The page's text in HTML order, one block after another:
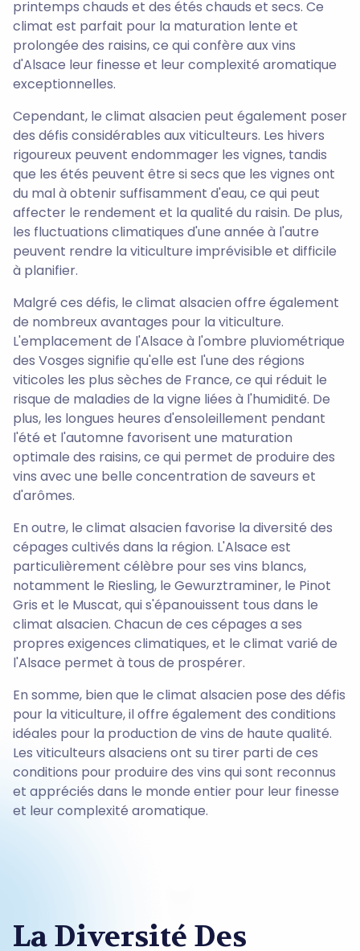
printemps chauds et des étés chauds et secs. Ce
climat est parfait pour la maturation lente et
prolongée des raisins, ce qui confère aux vins
d'Alsace leur finesse et leur complexité aromatique
exceptionnelles.
Cependant, le climat alsacien peut également poser
des défis considérables aux viticulteurs. Les hivers
rigoureux peuvent endommager les vignes, tandis
que les étés peuvent être si secs que les vignes ont
du mal à obtenir suffisamment d'eau, ce qui peut
affecter le rendement et la qualité du raisin. De plus,
les fluctuations climatiques d'une année à l'autre
peuvent rendre la viticulture imprévisible et difficile
à planifier.
Malgré ces défis, le climat alsacien offre également
de nombreux avantages pour la viticulture.
L'emplacement de l'Alsace à l'ombre pluviométrique
des Vosges signifie qu'elle est l'une des régions
viticoles les plus sèches de France, ce qui réduit le
risque de maladies de la vigne liées à l'humidité. De
plus, les longues heures d'ensoleillement pendant
l'été et l'automne favorisent une maturation
optimale des raisins, ce qui permet de produire des
vins avec une belle concentration de saveurs et
d'arômes.
En outre, le climat alsacien favorise la diversité des
cépages cultivés dans la région. L'Alsace est
particulièrement célèbre pour ses vins blancs,
notamment le Riesling, le Gewurztraminer, le Pinot
Gris et le Muscat, qui s'épanouissent tous dans le
climat alsacien. Chacun de ces cépages a ses
propres exigences climatiques, et le climat varié de
l'Alsace permet à tous de prospérer.
En somme, bien que le climat alsacien pose des défis
pour la viticulture, il offre également des conditions
idéales pour la production de vins de haute qualité.
Les viticulteurs alsaciens ont su tirer parti de ces
conditions pour produire des vins qui sont reconnus
et appréciés dans le monde entier pour leur finesse
et leur complexité aromatique.
La Diversité Des